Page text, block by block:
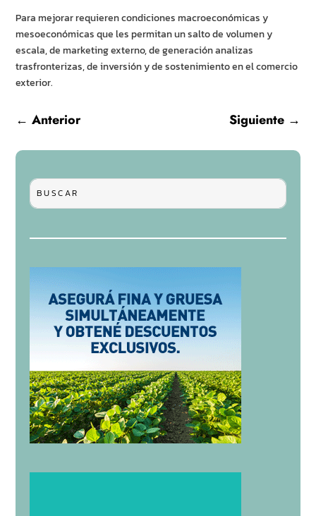
Para mejorar requieren condiciones macroeconómicas y
mesoeconómicas que les permitan un salto de volumen y
escala, de marketing externo, de generación analizas
trasfronterizas, de inversión y de sostenimiento en el comercio
exterior.
←Anterior Siguiente→